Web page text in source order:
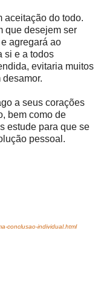
aceitação do todo.
que desejem ser
agregará ao
si e a todos
evitaria muitos
a seus corações
bem como de
estude para que se
pessoal.
conclusao-individual.html